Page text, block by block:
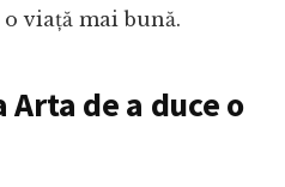
viață mai bună.
de a duce o